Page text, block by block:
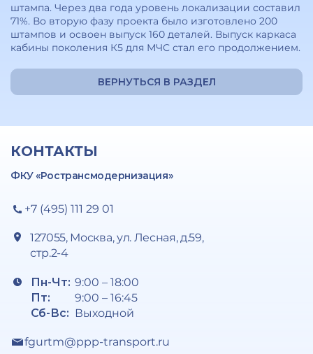
штампа. Через два года уровень локализации составил
71%. Во вторую фазу проекта было изготовлено 200
штампов и освоен выпуск 160 деталей. Выпуск каркаса
кабины поколения К5 для МЧС стал его продолжением.
ВЕРНУТЬСЯ В РАЗДЕЛ
КОНТАКТЫ
ФКУ «Ространсмодернизация»
+7 (495) 111 29 01
127055, Москва, ул. Лесная, д.59,
стр.2-4
Пн-Чт:
Пт:
Сб-Вс:
9:00 – 18:00
9:00 – 16:45
Выходной
fgurtm@ppp-transport.ru